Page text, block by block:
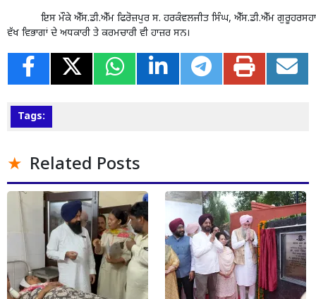
ਇਸ ਮੌਕੇ ਐੱਸ.ਡੀ.ਐੱਮ ਫਿਰੋਜ਼ਪੁਰ ਸ. ਹਰਕੰਵਲਜੀਤ ਸਿੰਘ, ਐੱਸ.ਡੀ.ਐੱਮ ਗੁਰੂਹਰਸਹਾਏ
ਵੱਖ ਵਿਭਾਗਾਂ ਦੇ ਅਧਕਾਰੀ ਤੇ ਕਰਮਚਾਰੀ ਵੀ ਹਾਜ਼ਰ ਸਨ।
Tags:
Related Posts